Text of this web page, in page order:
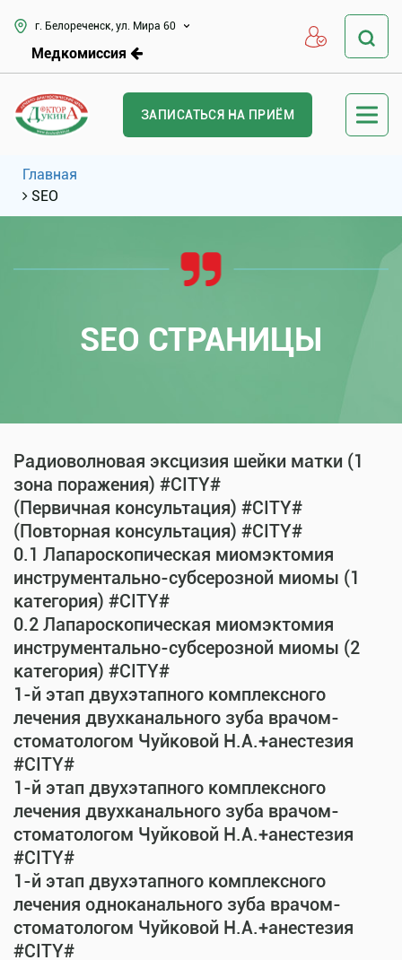
г. Белореченск, ул. Мира 60
Медкомиссия
ЗАПИСАТЬСЯ НА ПРИЁМ
Главная
SEO
SEO СТРАНИЦЫ
Радиоволновая эксцизия шейки матки (1
зона поражения) #CITY#
(Первичная консультация) #CITY#
(Повторная консультация) #CITY#
0.1 Лапароскопическая миомэктомия
инструментально-субсерозной миомы (1
категория) #CITY#
0.2 Лапароскопическая миомэктомия
инструментально-субсерозной миомы (2
категория) #CITY#
1-й этап двухэтапного комплексного
лечения двухканального зуба врачом-
стоматологом Чуйковой Н.А.+анестезия
#CITY#
1-й этап двухэтапного комплексного
лечения двухканального зуба врачом-
стоматологом Чуйковой Н.А.+анестезия
#CITY#
1-й этап двухэтапного комплексного
лечения одноканального зуба врачом-
стоматологом Чуйковой Н.А.+анестезия
#CITY#